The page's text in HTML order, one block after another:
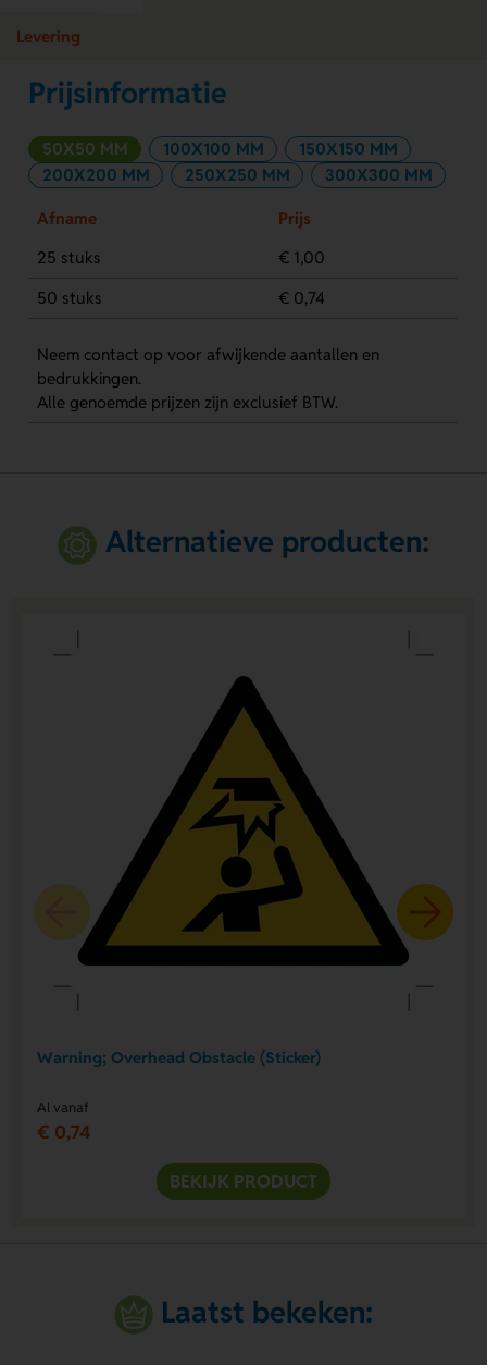
Levering
Prijsinformatie
50X50 MM 100X100 MM
150X150 MM
200X200 MM
250X250 MM 300X300 MM
Afname
Prijs
25 stuks
€ 1,00
50 stuks
€ 0,74
Neem contact op voor afwijkende aantallen en
bedrukkingen.
Alle genoemde prijzen zijn exclusief BTW.
Alternatieve producten:
Warning; Overhead Obstacle (Sticker)
Al vanaf
€ 0,74
BEKIJK PRODUCT
Laatst bekeken: